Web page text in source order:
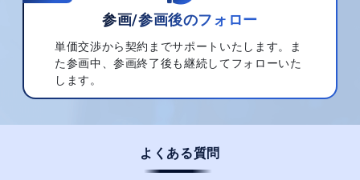
参画/参画後のフォロー
単価交渉から契約までサポートいたします。ま
た参画中、参画終了後も継続してフォローいた
します。
よくある質問